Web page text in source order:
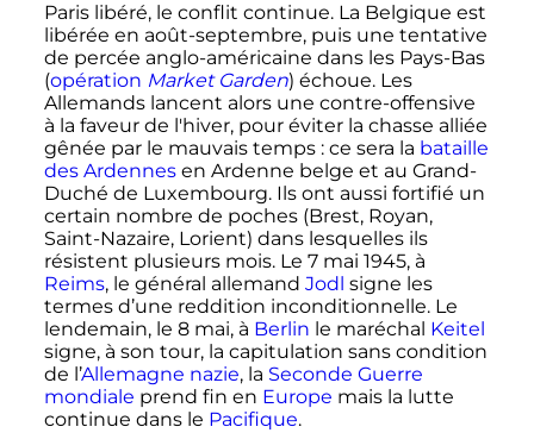
Paris libéré, le conflit continue. La Belgique est
libérée en août-septembre, puis une tentative
de percée anglo-américaine dans les Pays-Bas
(opération Market Garden) échoue. Les
Allemands lancent alors une contre-offensive
à la faveur de l'hiver, pour éviter la chasse alliée
gênée par le mauvais temps : ce sera la bataille
des Ardennesen Ardenne belge et au Grand-
Duché de Luxembourg. Ils ont aussi fortifié un
certain nombre de poches (Brest, Royan,
Saint-Nazaire, Lorient) dans lesquelles ils
résistent plusieurs mois. Le 7 mai 1945, à
Reims, le général allemand Jodl signe les
termes d’une reddition inconditionnelle. Le
lendemain, le 8 mai, à Berlin le maréchal Keitel
signe, à son tour, la capitulation sans condition
de l’Allemagne nazie, la Seconde Guerre
mondiale prend fin en Europe mais la lutte
continue dans le Pacifique.